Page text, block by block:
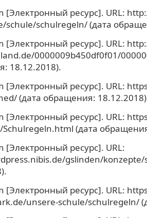
[Электронный ресурс]. URL:
schule/schulregeln/ (дата
[Электронный ресурс]. URL:
0000009b450df0f01/
18.12.2018).
[Электронный ресурс]. URL:
(дата обращения:
[Электронный ресурс]. URL:
(дата
[Электронный ресурс]. URL:
gslinden/
[Электронный ресурс]. URL:
unsere-schule/schulregeln/